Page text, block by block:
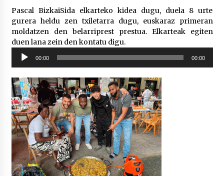
Pascal BizkaiSida elkarteko kidea dugu, duela 8 urte
gurera heldu zen txiletarra dugu, euskaraz primeran
moldatzen den belarriprest prestua. Elkarteak egiten
duen lana zein den kontatu digu.
Soinu
erreproduzigailua
00:00 00:00